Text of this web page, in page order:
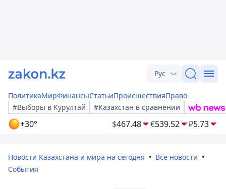
Рус
ПолитикаМирФинансыСтатьиПроисшествияПраво
#Выборы в Курултай
#Казахстан в сравнении
+30° $467.48 €539.52 ₽5.73
Новости Казахстана и мира на сегодня
Все новости
События